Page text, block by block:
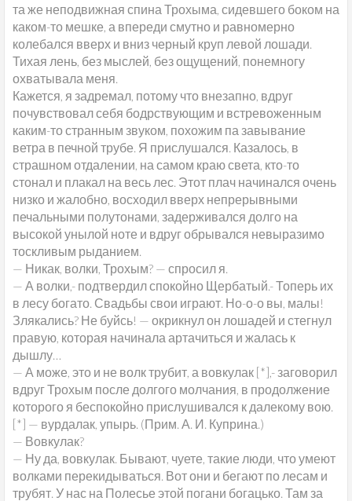
та же неподвижная спина Трохыма, сидевшего боком на
каком-то мешке, а впереди смутно и равномерно
колебался вверх и вниз черный круп левой лошади.
Тихая лень, без мыслей, без ощущений, понемногу
охватывала меня.
Кажется, я задремал, потому что внезапно, вдруг
почувствовал себя бодрствующим и встревоженным
каким-то странным звуком, похожим па завывание
ветра в печной трубе. Я прислушался. Казалось, в
страшном отдалении, на самом краю света, кто-то
стонал и плакал на весь лес. Этот плач начинался очень
низко и жалобно, восходил вверх непрерывными
печальными полутонами, задерживался долго на
высокой унылой ноте и вдруг обрывался невыразимо
тоскливым рыданием.
— Никак, волки, Трохым? — спросил я.
— А волки,- подтвердил спокойно Щербатый.- Топерь их
в лесу богато. Свадьбы свои играют. Но-о-о вы, малы!
Злякались? Не буйсь! — окрикнул он лошадей и стегнул
правую, которая начинала артачиться и жалась к
дышлу…
— А може, это и не волк трубит, а вовкулак [*],- заговорил
вдруг Трохым после долгого молчания, в продолжение
которого я беспокойно прислушивался к далекому вою.
[*] — вурдалак, упырь. (Прим. А. И. Куприна.)
— Вовкулак?
— Ну да, вовкулак. Бывают, чуете, такие люди, что умеют
волками перекидываться. Вот они и бегают по лесам и
трубят. У нас на Полесье этой погани богацько. Там за